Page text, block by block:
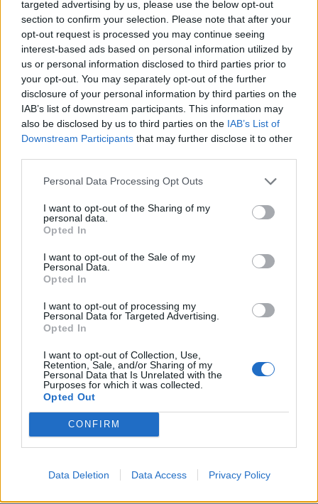
targeted advertising by us, please use the below opt-out
section to confirm your selection. Please note that after your
opt-out request is processed you may continue seeing
interest-based ads based on personal information utilized by
us or personal information disclosed to third parties prior to
your opt-out. You may separately opt-out of the further
disclosure of your personal information by third parties on the
IAB’s list of downstream participants. This information may
also be disclosed by us to third parties on the IAB’s List of
Downstream Participants that may further disclose it to other
Personal Data Processing Opt Outs
I want to opt-out of the Sharing of my
personal data.
Opted In
I want to opt-out of the Sale of my
Personal Data.
Opted In
I want to opt-out of processing my
Personal Data for Targeted Advertising.
Opted In
I want to opt-out of Collection, Use,
Retention, Sale, and/or Sharing of my
Personal Data that Is Unrelated with the
Purposes for which it was collected.
Opted Out
CONFIRM
Data Deletion Data Access Privacy Policy